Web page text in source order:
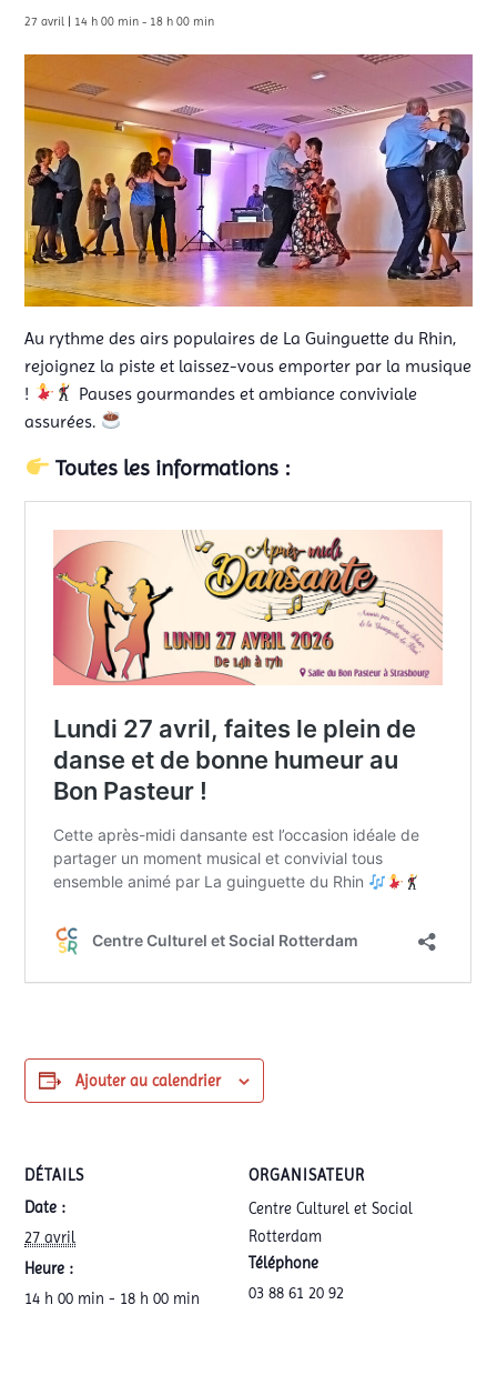
27 avril | 14 h 00 min - 18 h 00 min
Au rythme des airs populaires de La Guinguette du Rhin,
rejoignez la piste et laissez-vous emporter par la musique
!
Pauses gourmandes et ambiance conviviale
assurées.
Toutes les informations :
Ajouter au calendrier
DÉTAILS
Date :
27 avril
Heure :
14 h 00 min - 18 h 00 min
ORGANISATEUR
Centre Culturel et Social
Rotterdam
Téléphone
03 88 61 20 92